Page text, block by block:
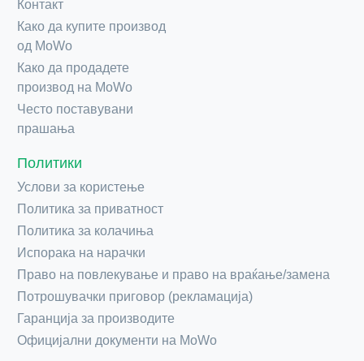
Контакт
Како да купите производ
од MoWo
Како да продадете
производ на MoWo
Често поставувани
прашања
Политики
Услови за користење
Политика за приватност
Политика за колачиња
Испорака на нарачки
Право на повлекување и право на враќање/замена
Потрошувачки приговор (рекламација)
Гаранција за производите
Официјални документи на MoWo